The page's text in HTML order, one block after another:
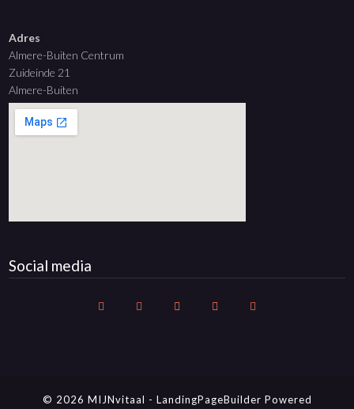
Adres
Almere-Buiten Centrum
Zuideinde 21
Almere-Buiten
Social media
© 2026 MIJNvitaal - LandingPageBuilder Powered